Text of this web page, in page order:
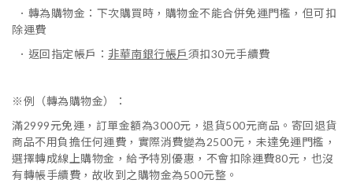
． 轉為購物金：下次購買時，購物金不能合併免運門檻，但可扣
除運費
． 返回指定帳戶： 非華南銀行帳戶須扣30元手續費
※例（轉為購物金）：
滿2999元免運，訂單金額為3000元，退貨500元商品。寄回退貨
商品不用負擔任何運費，實際消費變為2500元，未達免運門檻，
選擇轉成線上購物金，給予特別優惠，不會扣除運費80元，也沒
有轉帳手續費，故收到之購物金為500元整。